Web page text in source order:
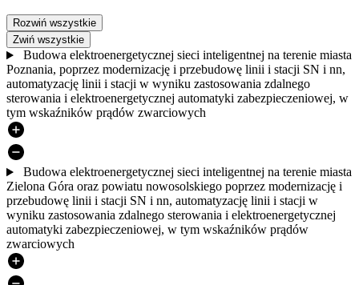
Rozwiń wszystkie
Zwiń wszystkie
Budowa elektroenergetycznej sieci inteligentnej na terenie miasta
Poznania, poprzez modernizację i przebudowę linii i stacji SN i nn,
automatyzację linii i stacji w wyniku zastosowania zdalnego
sterowania i elektroenergetycznej automatyki zabezpieczeniowej, w
tym wskaźników prądów zwarciowych
Budowa elektroenergetycznej sieci inteligentnej na terenie miasta
Zielona Góra oraz powiatu nowosolskiego poprzez modernizację i
przebudowę linii i stacji SN i nn, automatyzację linii i stacji w
wyniku zastosowania zdalnego sterowania i elektroenergetycznej
automatyki zabezpieczeniowej, w tym wskaźników prądów
zwarciowych